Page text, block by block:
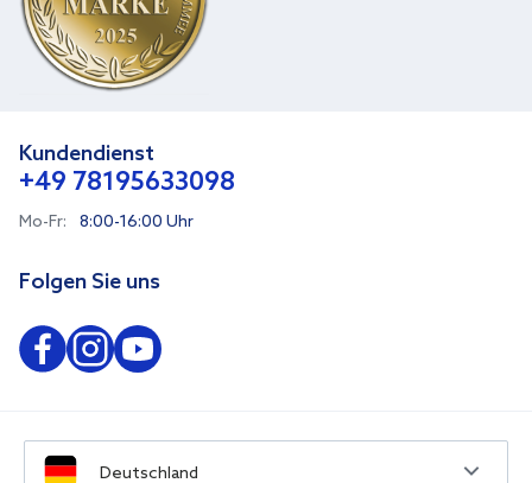
Kundendienst
+49 78195633098
Mo-Fr: 8:00-16:00 Uhr
Folgen Sie uns
Deutschland